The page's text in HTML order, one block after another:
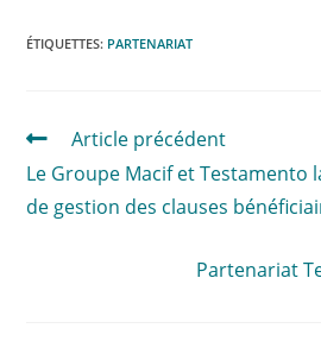
ÉTIQUETTES: PARTENARIAT
Article précédent
Le Groupe Macif et Testamento
de gestion des clauses
Partenariat